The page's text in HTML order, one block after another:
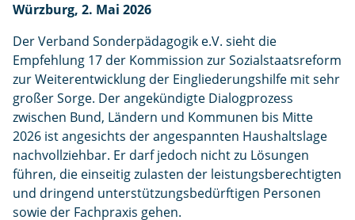
Würzburg, 2. Mai 2026
Der Verband Sonderpädagogik e.V. sieht die
Empfehlung 17 der Kommission zur Sozialstaatsreform
zur Weiterentwicklung der Eingliederungshilfe mit sehr
großer Sorge. Der angekündigte Dialogprozess
zwischen Bund, Ländern und Kommunen bis Mitte
2026 ist angesichts der angespannten Haushaltslage
nachvollziehbar. Er darf jedoch nicht zu Lösungen
führen, die einseitig zulasten der leistungsberechtigten
und dringend unterstützungsbedürftigen Personen
sowie der Fachpraxis gehen.